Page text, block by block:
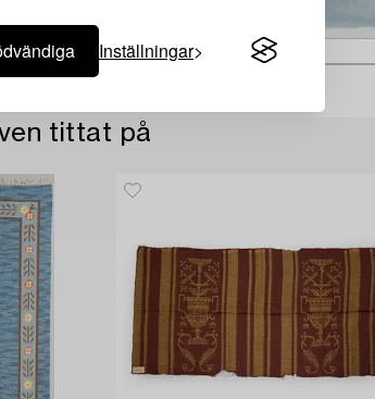
Inställningar
tittat på